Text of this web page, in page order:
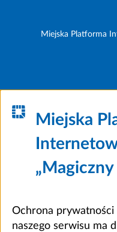
Miejska Platforma
Miejska
Ochrona
naszego serwisu ma